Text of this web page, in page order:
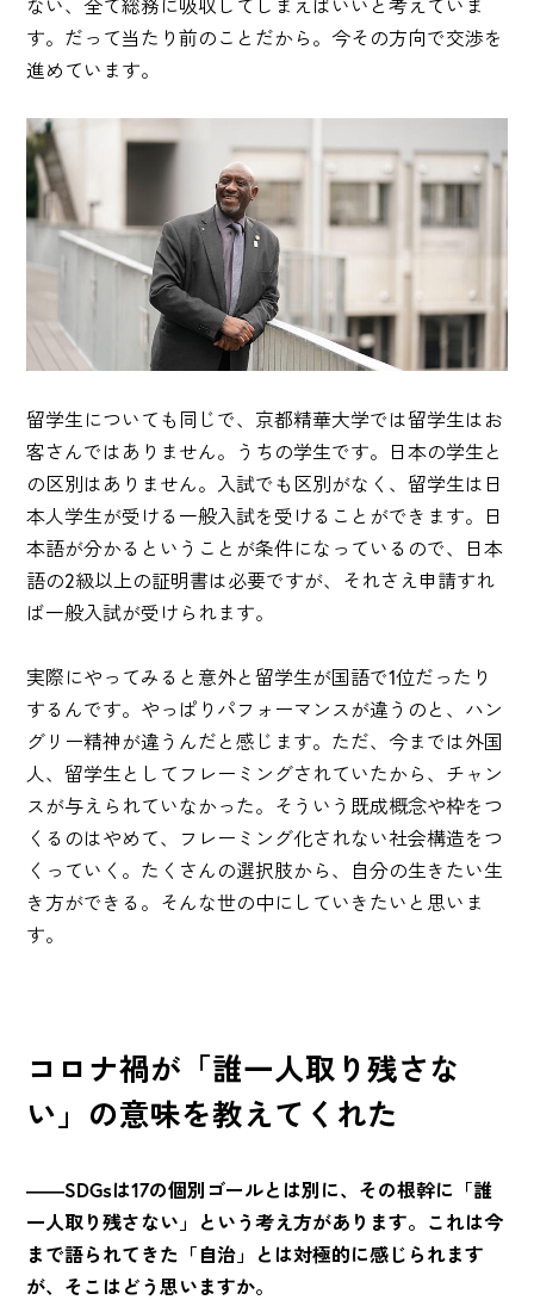
ない、全て総務に吸収してしまえばいいと考えていま
す。だって当たり前のことだから。今その方向で交渉を
進めています。
留学生についても同じで、京都精華大学では留学生はお
客さんではありません。うちの学生です。日本の学生と
の区別はありません。入試でも区別がなく、留学生は日
本人学生が受ける一般入試を受けることができます。日
本語が分かるということが条件になっているので、日本
語の2級以上の証明書は必要ですが、それさえ申請すれ
ば一般入試が受けられます。
実際にやってみると意外と留学生が国語で1位だったり
するんです。やっぱりパフォーマンスが違うのと、ハン
グリー精神が違うんだと感じます。ただ、今までは外国
人、留学生としてフレーミングされていたから、チャン
スが与えられていなかった。そういう既成概念や枠をつ
くるのはやめて、フレーミング化されない社会構造をつ
くっていく。たくさんの選択肢から、自分の生きたい生
き方ができる。そんな世の中にしていきたいと思いま
す。
コロナ禍が「誰一人取り残さな
い」の意味を教えてくれた
――SDGsは17の個別ゴールとは別に、その根幹に「誰
一人取り残さない」という考え方があります。これは今
まで語られてきた「自治」とは対極的に感じられます
が、そこはどう思いますか。